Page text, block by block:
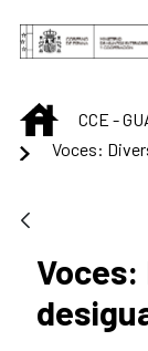
Saltar al
INICIO
CCE -
Voces: